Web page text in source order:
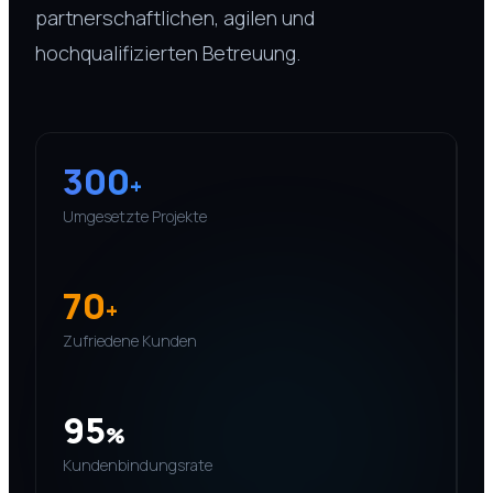
partnerschaftlichen, agilen und
hochqualifizierten Betreuung.
300+
Umgesetzte Projekte
70+
Zufriedene Kunden
95%
Kundenbindungsrate